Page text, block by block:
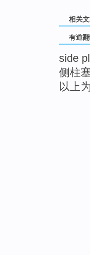
相关
有道
side
侧柱
以上